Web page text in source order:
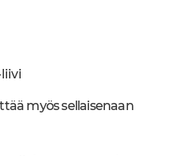
myös sellaisenaan